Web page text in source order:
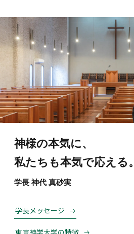
神様の本気に、
私たちも本気で応える。
学長 神代 真砂実
学長メッセージ
東京神学大学の特徴